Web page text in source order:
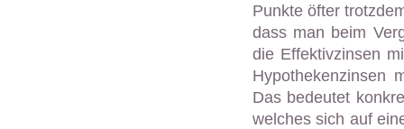
Punkte öfter
dass man beim
die Effektivzinsen
Hypothekenzinsen
Das bedeutet
welches sich auf